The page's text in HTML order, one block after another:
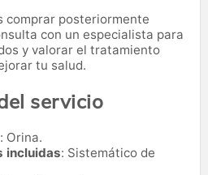
comprar posteriormente
con un especialista para
y valorar el tratamiento
tu salud.
servicio
: Orina.
incluidas: Sistemático de